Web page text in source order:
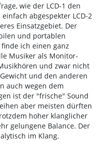
wie der LCD-1 den
abgespekter LCD-2
Einsatzgebiet. Der
und portablen
ich einen ganz
Musiker als Monitor-
und zwar nicht
und den anderen
auch wegen dem
ist der "frische" Sound
aber meisten dürften
hoher klanglicher
gelungene Balance. Der
im Klang.